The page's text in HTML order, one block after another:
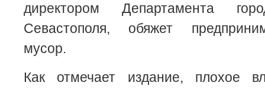
директором Департамента
Севастополя, обяжет
мусор.
Как отмечает издание, плохое